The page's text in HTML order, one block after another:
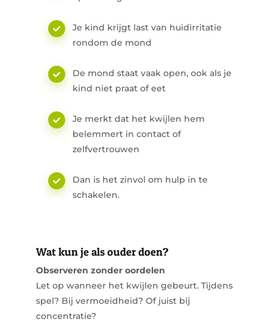
Je kind krijgt last van huidirritatie
rondom de mond
De mond staat vaak open, ook als je
kind niet praat of eet
Je merkt dat het kwijlen hem
belemmert in contact of
zelfvertrouwen
Dan is het zinvol om hulp in te
schakelen.
Wat kun je als ouder doen?
Observeren zonder oordelen
Let op wanneer het kwijlen gebeurt. Tijdens
spel? Bij vermoeidheid? Of juist bij
concentratie?